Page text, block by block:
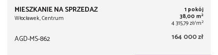
MIESZKANIE NA SPRZEDAŻ
Włocławek, Centrum
1 pokój
38,00 m2
4 315,79 zł/m2
AGD-MS-862 164 000 zł